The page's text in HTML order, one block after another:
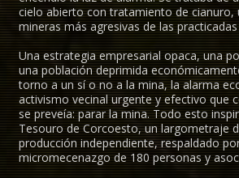
cielo abierto con tratamiento de cianuro,
mineras más agresivas de las
Una estrategia empresarial opaca, una
una población deprimida
torno a un sí o no a la mina, la alarma
activismo vecinal urgente y efectivo que
se preveía: parar la mina. Todo esto
Tesouro de Corcoesto, un largometraje
producción independiente, respaldado
micromecenazgo de 180 personas y